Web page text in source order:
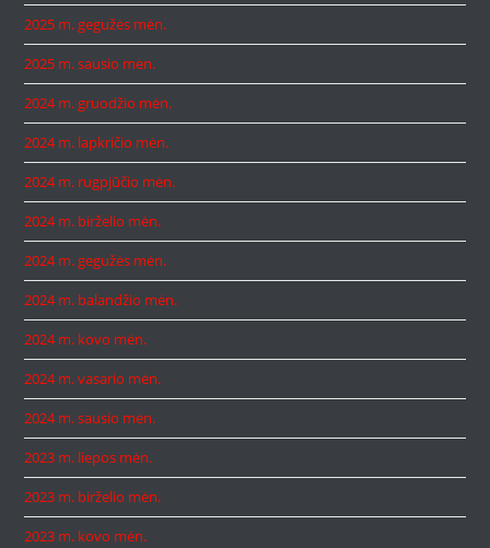
2025 m. gegužės mėn.
2025 m. sausio mėn.
2024 m. gruodžio mėn.
2024 m. lapkričio mėn.
2024 m. rugpjūčio mėn.
2024 m. birželio mėn.
2024 m. gegužės mėn.
2024 m. balandžio mėn.
2024 m. kovo mėn.
2024 m. vasario mėn.
2024 m. sausio mėn.
2023 m. liepos mėn.
2023 m. birželio mėn.
2023 m. kovo mėn.